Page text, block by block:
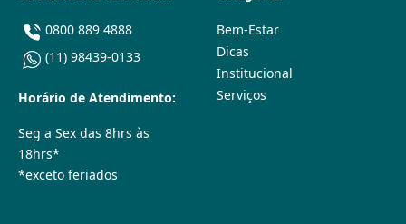
0800 889 4888
(11) 98439-0133
Horário de Atendimento:
Seg a Sex das 8hrs às
18hrs*
*exceto feriados
Bem-Estar
Dicas
Institucional
Serviços